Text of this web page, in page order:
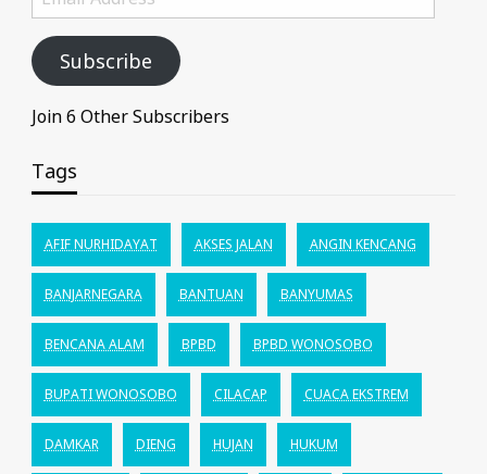
Address
Subscribe
Join 6 Other Subscribers
Tags
AFIF NURHIDAYAT AKSES JALAN ANGIN KENCANG
BANJARNEGARA BANTUAN BANYUMAS
BENCANA ALAM BPBD BPBD WONOSOBO
BUPATI WONOSOBO CILACAP CUACA EKSTREM
DAMKAR DIENG HUJAN HUKUM